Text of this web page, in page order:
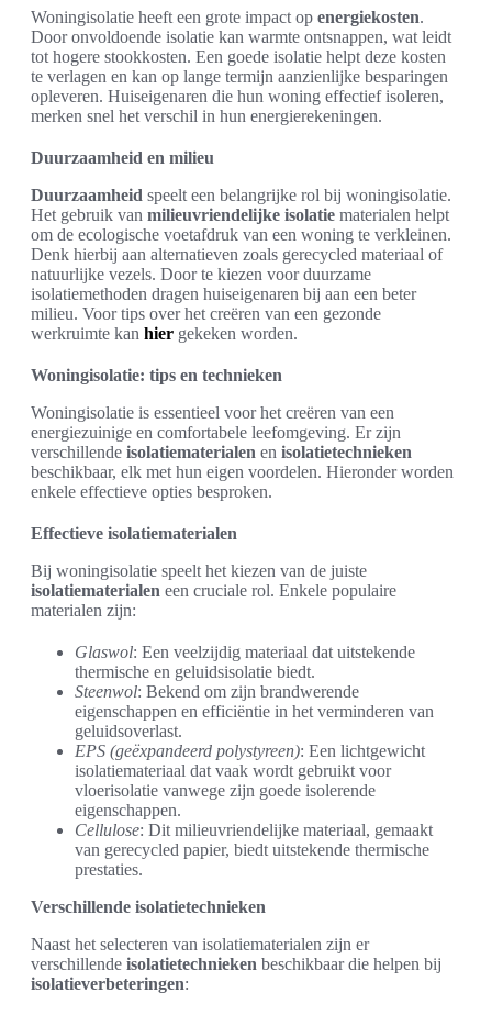
Woningisolatie heeft een grote impact op energiekosten.
Door onvoldoende isolatie kan warmte ontsnappen, wat leidt
tot hogere stookkosten. Een goede isolatie helpt deze kosten
te verlagen en kan op lange termijn aanzienlijke besparingen
opleveren. Huiseigenaren die hun woning effectief isoleren,
merken snel het verschil in hun energierekeningen.
Duurzaamheid en milieu
Duurzaamheid speelt een belangrijke rol bij woningisolatie.
Het gebruik van milieuvriendelijke isolatie materialen helpt
om de ecologische voetafdruk van een woning te verkleinen.
Denk hierbij aan alternatieven zoals gerecycled materiaal of
natuurlijke vezels. Door te kiezen voor duurzame
isolatiemethoden dragen huiseigenaren bij aan een beter
milieu. Voor tips over het creëren van een gezonde
werkruimte kan hier gekeken worden.
Woningisolatie: tips en technieken
Woningisolatie is essentieel voor het creëren van een
energiezuinige en comfortabele leefomgeving. Er zijn
verschillende isolatiematerialen en isolatietechnieken
beschikbaar, elk met hun eigen voordelen. Hieronder worden
enkele effectieve opties besproken.
Effectieve isolatiematerialen
Bij woningisolatie speelt het kiezen van de juiste
isolatiematerialen een cruciale rol. Enkele populaire
materialen zijn:
Glaswol: Een veelzijdig materiaal dat uitstekende
thermische en geluidsisolatie biedt.
Steenwol: Bekend om zijn brandwerende
eigenschappen en efficiëntie in het verminderen van
geluidsoverlast.
EPS (geëxpandeerd polystyreen): Een lichtgewicht
isolatiemateriaal dat vaak wordt gebruikt voor
vloerisolatie vanwege zijn goede isolerende
eigenschappen.
Cellulose: Dit milieuvriendelijke materiaal, gemaakt
van gerecycled papier, biedt uitstekende thermische
prestaties.
Verschillende isolatietechnieken
Naast het selecteren van isolatiematerialen zijn er
verschillende isolatietechnieken beschikbaar die helpen bij
isolatieverbeteringen: